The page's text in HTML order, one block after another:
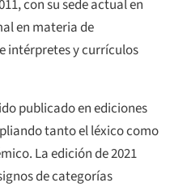
con su sede actual en
en materia de
intérpretes y currículos
publicado en ediciones
tanto el léxico como
La edición de 2021
de categorías